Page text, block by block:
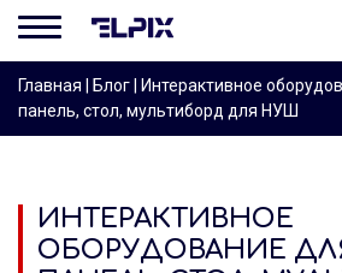
Главная Блог
Интерактивное
панель, стол, мультиборд для НУШ
ИНТЕРАКТИВНОЕ
ОБОРУДОВАНИЕ